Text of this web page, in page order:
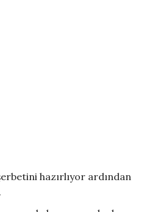
hazırlıyor ardından